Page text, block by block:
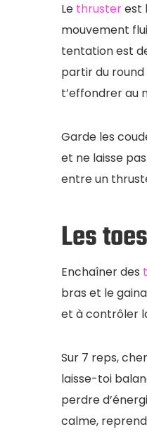
Le thrusterest
mouvement
tentation est
partir du round
t’effondrer au
Garde les
et ne laisse
entre un
Les
Enchaîner des
bras et le
et à contrôler
Sur 7 reps,
laisse-toi
perdre
calme,